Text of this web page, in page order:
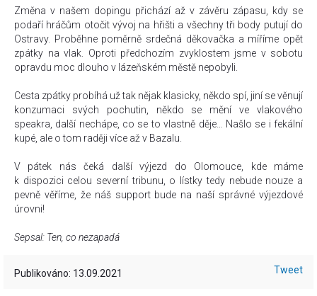
Změna v našem dopingu přichází až v závěru zápasu, kdy se
podaří hráčům otočit vývoj na hřišti a všechny tři body putují do
Ostravy. Proběhne poměrně srdečná děkovačka a míříme opět
zpátky na vlak. Oproti předchozím zvyklostem jsme v sobotu
opravdu moc dlouho v lázeňském městě nepobyli.
Cesta zpátky probíhá už tak nějak klasicky, někdo spí, jiní se věnují
konzumaci svých pochutin, někdo se mění ve vlakového
speakra, další nechápe, co se to vlastně děje… Našlo se i fekální
kupé, ale o tom raději více až v Bazalu.
V pátek nás čeká další výjezd do Olomouce, kde máme
k dispozici celou severní tribunu, o lístky tedy nebude nouze a
pevně věříme, že náš support bude na naší správné výjezdové
úrovni!
Sepsal: Ten, co nezapadá
Publikováno: 13.09.2021 Tweet